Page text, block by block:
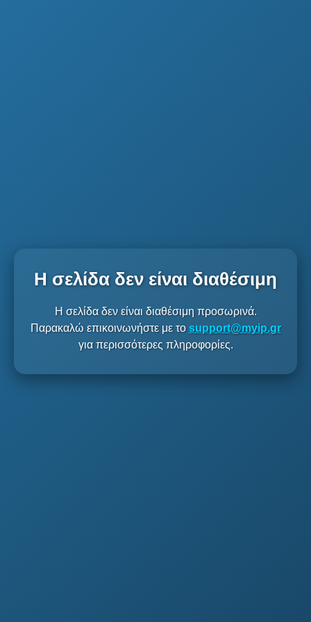
Η σελίδα δεν είναι διαθέσιμη
Η σελίδα δεν είναι διαθέσιμη προσωρινά.
Παρακαλώ επικοινωνήστε με το support@myip.gr
για περισσότερες πληροφορίες.